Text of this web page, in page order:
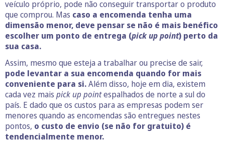
veículo próprio, pode não conseguir transportar o produto
que comprou. Mas caso a encomenda tenha uma
dimensão menor, deve pensar se não é mais benéfico
escolher um ponto de entrega (pick up point) perto da
sua casa.
Assim, mesmo que esteja a trabalhar ou precise de sair,
pode levantar a sua encomenda quando for mais
conveniente para si.Além disso, hoje em dia, existem
cada vez mais pick up pointespalhados de norte a sul do
país. E dado que os custos para as empresas podem ser
menores quando as encomendas são entregues nestes
pontos, o custo de envio (se não for gratuito) é
tendencialmente menor.